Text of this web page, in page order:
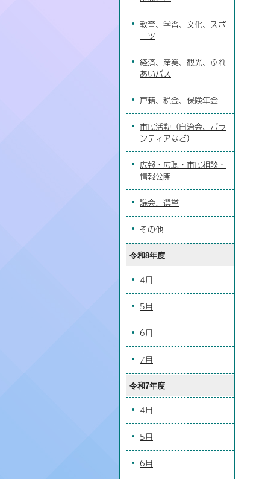
教育、学習、文化、スポ
ーツ
経済、産業、観光、ふれ
あいバス
戸籍、税金、保険年金
市民活動（自治会、ボラ
ンティアなど）
広報・広聴・市民相談・
情報公開
議会、選挙
その他
令和8年度
4月
5月
6月
7月
令和7年度
4月
5月
6月